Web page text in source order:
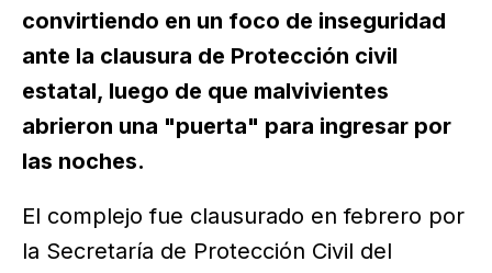
convirtiendo en un foco de inseguridad
ante la clausura de Protección civil
estatal, luego de que malvivientes
abrieron una "puerta" para ingresar por
las noches.
El complejo fue clausurado en febrero por
la Secretaría de Protección Civil del